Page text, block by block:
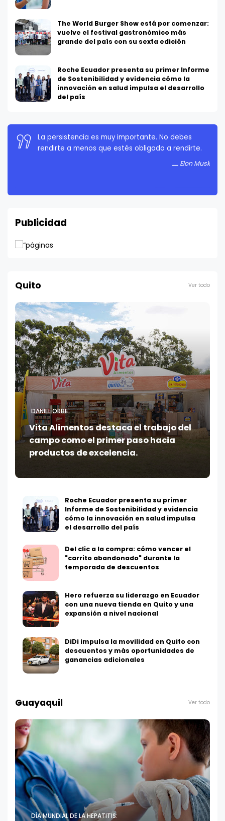
The World Burger Show está por comenzar:
vuelve el festival gastronómico más
grande del país con su sexta edición
Roche Ecuador presenta su primer Informe
de Sostenibilidad y evidencia cómo la
innovación en salud impulsa el desarrollo
del país
La persistencia es muy importante. No debes
rendirte a menos que estés obligado a rendirte.
Elon Musk
Publicidad
Quito Ver todo
DANIEL ORBE
Vita Alimentos destaca el trabajo del
campo como el primer paso hacia
productos de excelencia.
Roche Ecuador presenta su primer
Informe de Sostenibilidad y evidencia
cómo la innovación en salud impulsa
el desarrollo del país
Del clic a la compra: cómo vencer el
"carrito abandonado" durante la
temporada de descuentos
Hero refuerza su liderazgo en Ecuador
con una nueva tienda en Quito y una
expansión a nivel nacional
DiDi impulsa la movilidad en Quito con
descuentos y más oportunidades de
ganancias adicionales
Guayaquil Ver todo
DÍA MUNDIAL DE LA HEPATITIS: